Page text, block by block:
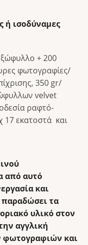
ή ισοδύναμες
+ 200
φωτογραφίες/
350 gr/
velvet
ραφτό-
17 εκατοστά και
από αυτό
και
τα
υλικό στον
αγγλική
και